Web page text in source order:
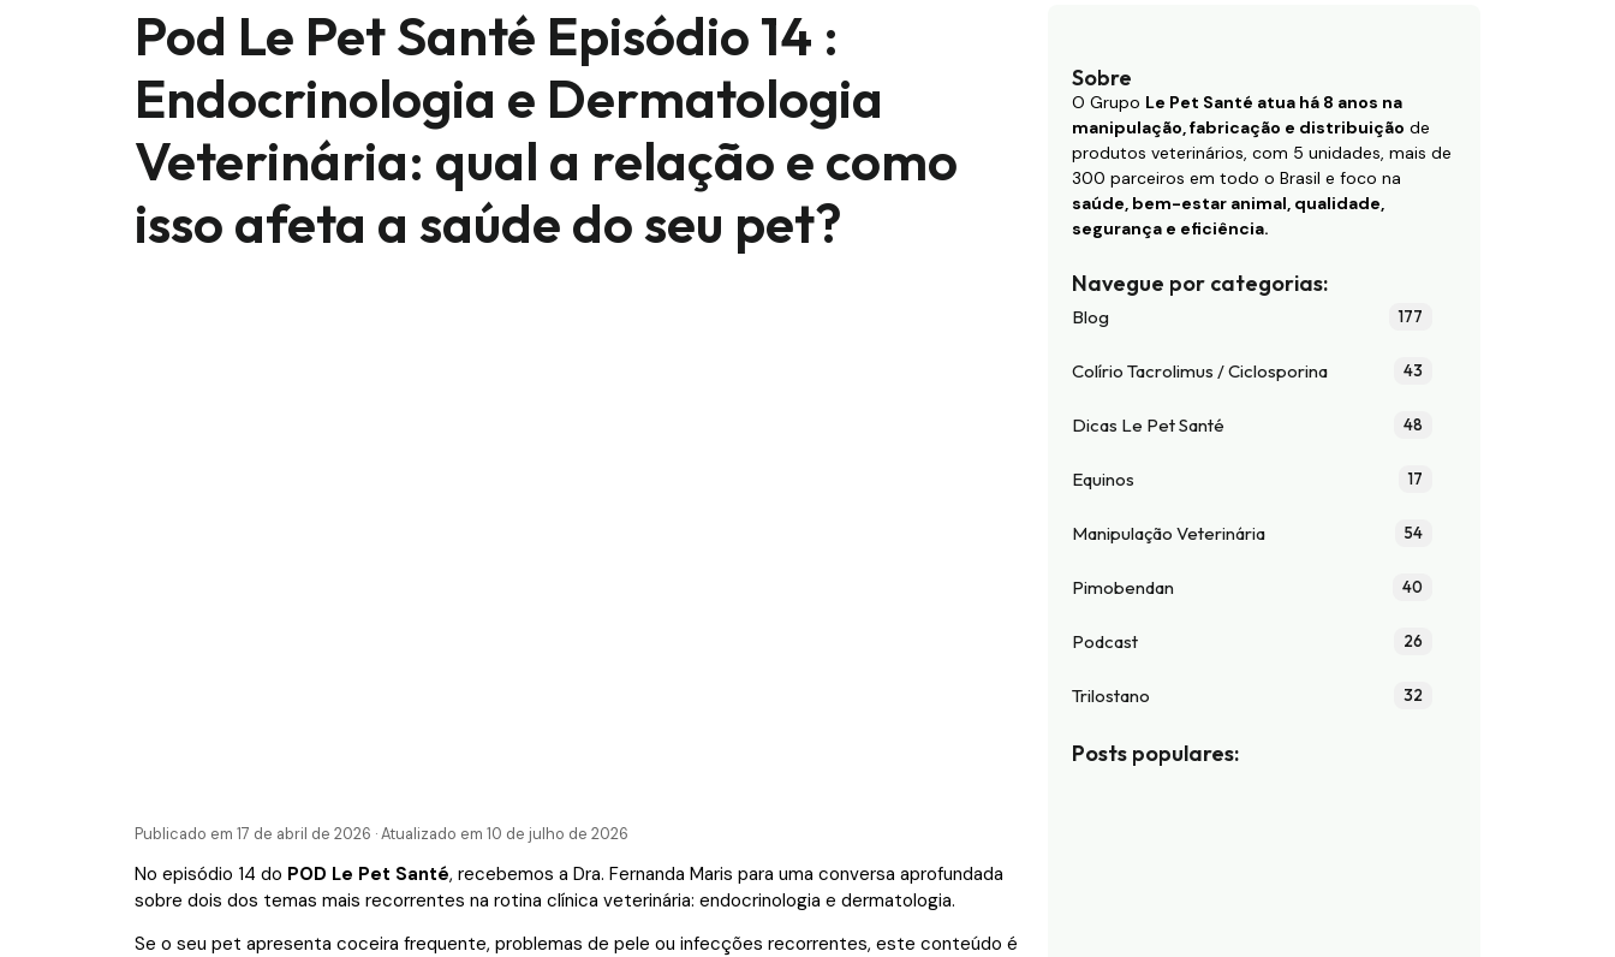
Sobre
O Grupo Le Pet Santé atua há 8 anos na
manipulação, fabricação e distribuição de
produtos veterinários, com 5 unidades, mais de
300 parceiros em todo o Brasil e foco na
saúde, bem-estar animal, qualidade,
segurança e eficiência.
Navegue por categorias:
Blog 177
Colírio Tacrolimus / Ciclosporina 43
Dicas Le Pet Santé 48
Equinos 17
Manipulação Veterinária 54
Pimobendan 40
Podcast 26
Trilostano 32
Posts populares:
Pod Le Pet Santé Episódio 14 :
Endocrinologia e Dermatologia
Veterinária: qual a relação e como
isso afeta a saúde do seu pet?
Publicado em 17 de abril de 2026 · Atualizado em 10 de julho de 2026
No episódio 14 do POD Le Pet Santé, recebemos a Dra. Fernanda Maris para uma conversa aprofundada
sobre dois dos temas mais recorrentes na rotina clínica veterinária: endocrinologia e dermatologia.
Se o seu pet apresenta coceira frequente, problemas de pele ou infecções recorrentes, este conteúdo é